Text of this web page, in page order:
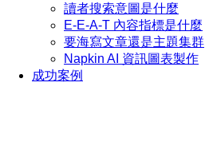
讀者搜索意圖是什麼
E-E-A-T 內容指標是什麼
要海寫文章還是主題集群
Napkin AI 資訊圖表製作
成功案例